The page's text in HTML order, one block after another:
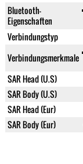
Bluetooth-
Eigenschaften
Verbindungstyp
Verbindungsmerkmale
SAR Head (U.S)
SAR Body (U.S)
SAR Head (Eur)
SAR Body (Eur)